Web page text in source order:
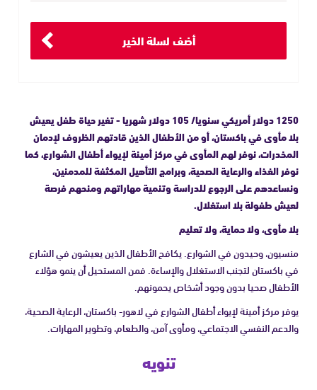
1250 دولار أمريكي سنويا/ 105 دولار شهريا - تغير حياة طفل يعيش
بلا مأوى في باكستان، أو من الأطفال الذين قادتهم الظروف لإدمان
المخدرات، نوفر لهم المأوى في مركز أمينة لإيواء أطفال الشوارع، كما
نوفر الغذاء والرعاية الصحية، وبرامج التأهيل المكثفة للمدمنين،
ونساعدهم على الرجوع للدراسة وتنمية مهاراتهم ومنحهم فرصة
لعيش طفولة بلا استغلال.
بلا مأوى، ولا حماية، ولا تعليم
منسيون، وحيدون في الشوارع. يكافح الأطفال الذين يعيشون في الشارع
في باكستان لتجنب الاستغلال والإساءة. فمن المستحيل أن ينمو هؤلاء
الأطفال صحيا بدون وجود أشخاص يحمونهم.
يوفر مركز أمينة لإيواء أطفال الشوارع في لاهور- باكستان، الرعاية الصحية،
والدعم النفسي الاجتماعي، ومأوى آمن، والطعام، وتطوير المهارات.
أضف لسلة الخير
تنويه